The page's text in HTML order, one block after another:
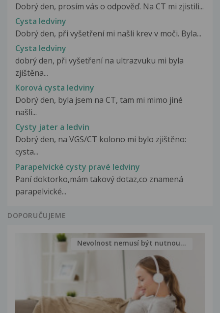
Dobrý den, prosím vás o odpověď. Na CT mi zjistili...
Cysta ledviny
Dobrý den, při vyšetření mi našli krev v moči. Byla...
Cysta ledviny
dobrý den, při vyšetření na ultrazvuku mi byla
zjištěna...
Korová cysta ledviny
Dobrý den, byla jsem na CT, tam mi mimo jiné
našli...
Cysty jater a ledvin
Dobrý den, na VGS/CT kolono mi bylo zjištěno:
cysta...
Parapelvické cysty pravé ledviny
Paní doktorko,mám takový dotaz,co znamená
parapelvické...
DOPORUČUJEME
Nevolnost nemusí být nutnou...